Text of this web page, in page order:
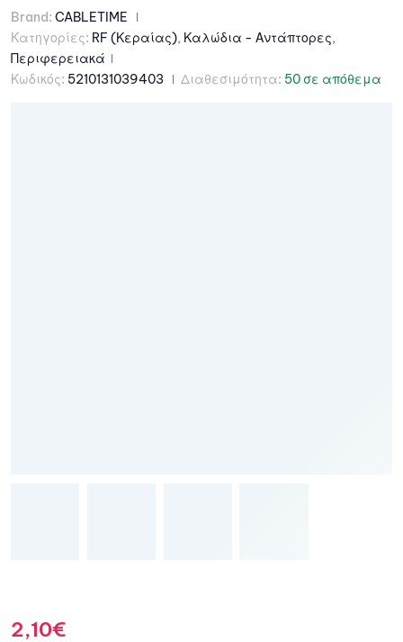
Brand: CABLETIME
Κατηγορίες: RF (Κεραίας), Καλώδια - Αντάπτορες,
Περιφερειακά
Κωδικός: 5210131039403 Διαθεσιμότητα: 50 σε απόθεμα
2,10€